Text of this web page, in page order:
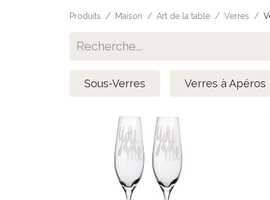
Produits Maison Art de la table Verres
Sous-Verres Verres à Apéros